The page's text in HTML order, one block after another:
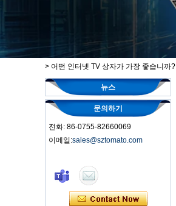
> 어떤 인터넷 TV 상자가 가장 좋습니까?
뉴스
문의하기
전화: 86-0755-82660069
이메일:sales@sztomato.com